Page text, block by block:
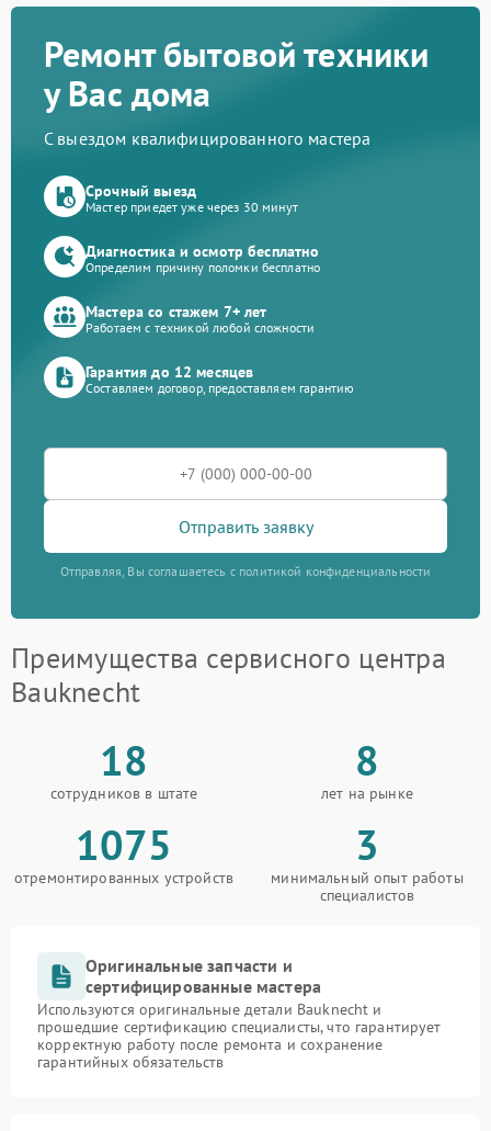
Ремонт бытовой техники
у Вас дома
С выездом квалифицированного мастера
Срочный выезд
Мастер приедет уже через 30 минут
Диагностика и осмотр бесплатно
Определим причину поломки бесплатно
Мастера со стажем 7+ лет
Работаем с техникой любой сложности
Гарантия до 12 месяцев
Составляем договор, предоставляем гарантию
Отправить заявку
Отправляя, Вы соглашаетесь с политикой конфиденциальности
Преимущества сервисного центра
Bauknecht
18
сотрудников в штате
8
лет на рынке
1075
отремонтированных устройств
3
минимальный опыт работы
специалистов
Оригинальные запчасти и
сертифицированные мастера
Используются оригинальные детали Bauknecht и
прошедшие сертификацию специалисты, что гарантирует
корректную работу после ремонта и сохранение
гарантийных обязательств